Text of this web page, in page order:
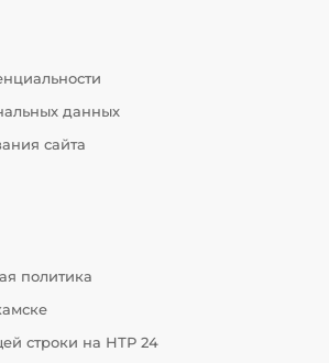
данных
сайта
политика
строки на НТР 24